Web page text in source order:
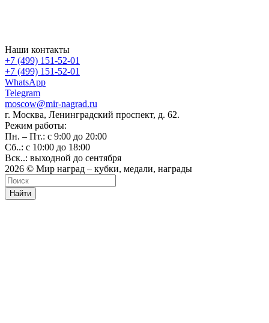
Наши контакты
+7 (499) 151-52-01
+7 (499) 151-52-01
WhatsApp
Telegram
moscow@mir-nagrad.ru
г. Москва, Ленинградский проспект, д. 62.
Режим работы:
Пн. – Пт.: с 9:00 до 20:00
Сб..: с 10:00 до 18:00
Вск..: выходной до сентября
2026 © Мир наград – кубки, медали, награды
Найти